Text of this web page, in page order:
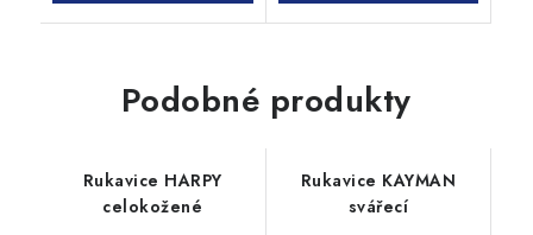
Podobné produkty
Rukavice HARPY
celokožené
Rukavice KAYMAN
svářecí